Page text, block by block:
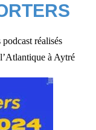
réalisés
à Aytré